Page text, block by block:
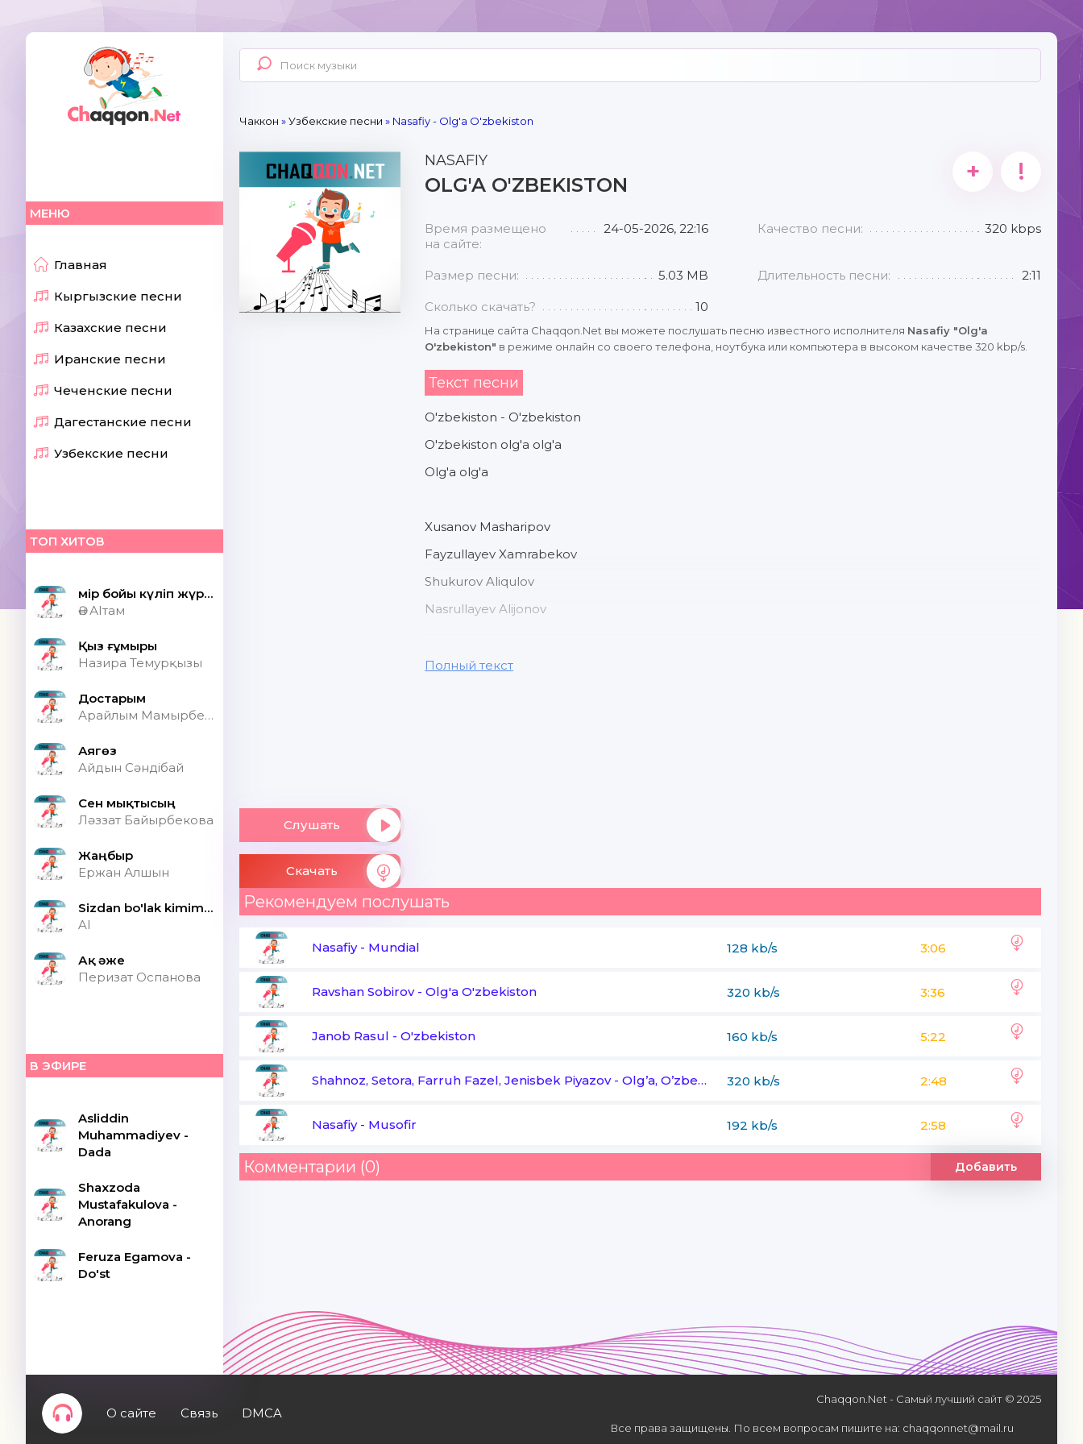
МЕНЮ
Главная
Кыргызские песни
Казахские песни
Иранские песни
Чеченские песни
Дагестанские песни
Узбекские песни
ТОП ХИТОВ
Өмір бойы күліп жүрсек шіркін ай
Ән АІтам
Қыз ғұмыры
Назира Темурқызы
Достарым
Арайлым Мамырбекқызы
Аягөз
Айдын Сәндібай
Сен мықтысың
Ләззат Байырбекова
Жаңбыр
Ержан Алшын
Sizdan bo'lak kimim bor ONA (Speed up)
AI
Ақ әже
Перизат Оспанова
В ЭФИРЕ
Asliddin
Muhammadiyev -
Dada
Shaxzoda
Mustafakulova -
Anorang
Feruza Egamova -
Do'st
Чаккон »Узбекские песни » Nasafiy - Olg'a O'zbekiston
Слушать
Скачать
NASAFIY
OLG'A O'ZBEKISTON + !
Время размещено
на сайте:
24-05-2026, 22:16 Качество песни: 320 kbps
Размер песни: 5.03 MB Длительность песни: 2:11
Сколько скачать? 10
На странице сайта Chaqqon.Net вы можете послушать песню известного исполнителя Nasafiy "Olg'a
O'zbekiston" в режиме онлайн со своего телефона, ноутбука или компьютера в высоком качестве 320 kbp/s.
Текст песни
O'zbekiston - O'zbekiston
O'zbekiston olg'a olg'a
Olg'a olg'a
Xusanov Masharipov
Fayzullayev Xamrabekov
Shukurov Aliqulov
Nasrullayev Alijonov
Uruno Yusupov
O'zbekiston olg'a olg'a
Полный текст
Рекомендуем послушать
Nasafiy- Mundial 128 kb/s 3:06
Ravshan Sobirov- Olg'a O'zbekiston 320 kb/s 3:36
Janob Rasul - O'zbekiston 160 kb/s 5:22
Shahnoz, Setora, Farruh Fazel, Jenisbek Piyazov- Olg’a, O’zbekiston 320 kb/s 2:48
Nasafiy- Musofir 192 kb/s 2:58
Комментарии (0) Добавить
О сайте Связь DMCA
Chaqqon.Net - Самый лучший сайт © 2025
Все права защищены. По всем вопросам пишите на: chaqqonnet@mail.ru